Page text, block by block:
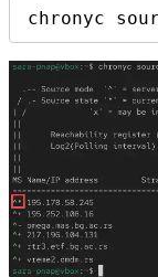
chronyc